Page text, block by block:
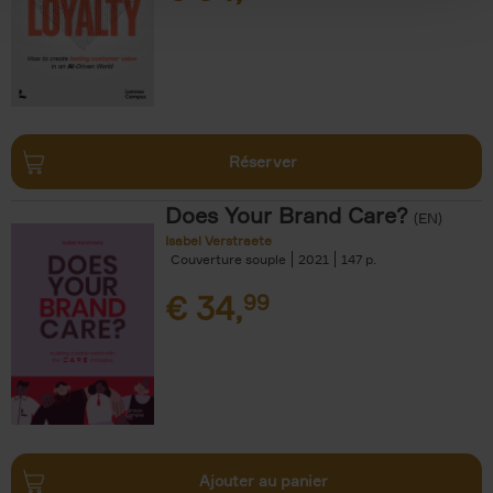
Réserver
Does Your Brand Care? (EN)
Isabel Verstraete
Couverture souple
2021 147
€ 34,99
Ajouter au panier